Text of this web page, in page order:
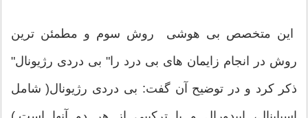
این متخصص بی هوشی روش سوم و مطمئن ترین
روش در انجام زایمان های بی درد را" بی دردی رژیونال"
ذکر کرد و در توضیح آن گفت: بی دردی رژیونال( شامل